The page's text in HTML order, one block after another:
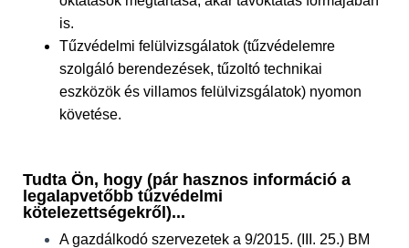
is.
Tűzvédelmi felülvizsgálatok (tűzvédelemre
szolgáló berendezések, tűzoltó technikai
eszközök és villamos felülvizsgálatok) nyomon
követése.
Tudta Ön, hogy (pár hasznos információ a
legalapvetőbb tűzvédelmi
kötelezettségekről)...
A gazdálkodó szervezetek a 9/2015. (III. 25.) BM